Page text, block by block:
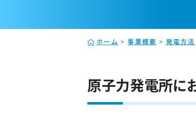
ホーム >事業概要 > 発電方法
原子力発電所に